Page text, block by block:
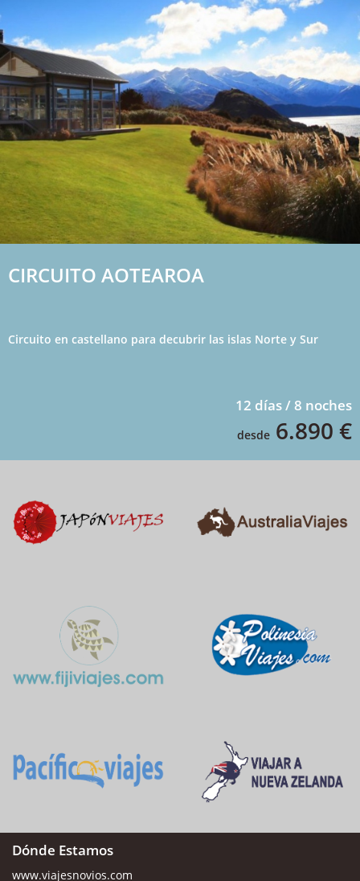
CIRCUITO AOTEAROA
Circuito en castellano para decubrir las islas Norte y Sur
12 días / 8 noches
desde 6.890 €
Dónde Estamos
www.viajesnovios.com